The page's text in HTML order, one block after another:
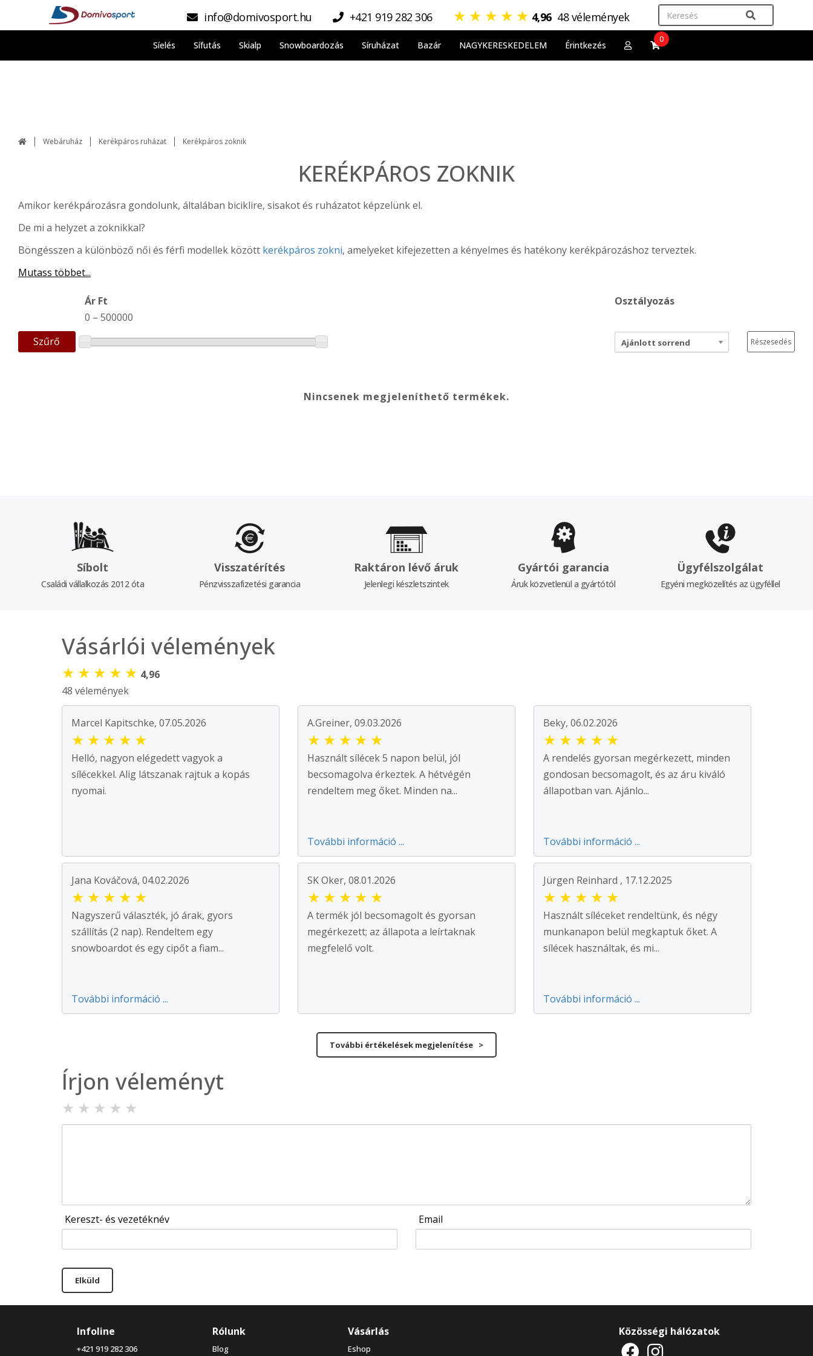
info@domivosport.hu +421 919 282 306 ★ ★ ★ ★ ★ 4,96 48 vélemények
Síelés Sífutás Skialp Snowboardozás Síruházat Bazár NAGYKERESKEDELEM Érintkezés
0
Webáruház Kerékpáros ruházat Kerékpáros zoknik
KERÉKPÁROS ZOKNIK
Amikor kerékpározásra gondolunk, általában biciklire, sisakot és ruházatot képzelünk el.
De mi a helyzet a zoknikkal?
Böngésszen a különböző női és férfi modellek között kerékpáros zokni, amelyeket kifejezetten a kényelmes és hatékony kerékpározáshoz terveztek.
Mutass többet...
Szűrő
Ár Ft
0 – 500000
Osztályozás
Ajánlott sorrend Részesedés
Nincsenek megjeleníthető termékek.
Síbolt
Családi vállalkozás 2012 óta
Visszatérítés
Pénzvisszafizetési garancia
Raktáron lévő áruk
Jelenlegi készletszintek
Gyártói garancia
Áruk közvetlenül a gyártótól
Ügyfélszolgálat
Egyéni megközelítés az ügyféllel
Vásárlói vélemények
★ ★ ★ ★ ★ 4,96
48 vélemények
Marcel Kapitschke, 07.05.2026
★ ★ ★ ★ ★
Helló, nagyon elégedett vagyok a
sílécekkel. Alig látszanak rajtuk a kopás
nyomai.
A.Greiner, 09.03.2026
★ ★ ★ ★ ★
Használt sílécek 5 napon belül, jól
becsomagolva érkeztek. A hétvégén
rendeltem meg őket. Minden na...
További információ ...
Beky, 06.02.2026
★ ★ ★ ★ ★
A rendelés gyorsan megérkezett, minden
gondosan becsomagolt, és az áru kiváló
állapotban van. Ajánlo...
További információ ...
Jana Kováčová, 04.02.2026
★ ★ ★ ★ ★
Nagyszerű választék, jó árak, gyors
szállítás (2 nap). Rendeltem egy
snowboardot és egy cipőt a fiam...
További információ ...
SK Oker, 08.01.2026
★ ★ ★ ★ ★
A termék jól becsomagolt és gyorsan
megérkezett; az állapota a leírtaknak
megfelelő volt.
Jürgen Reinhard , 17.12.2025
★ ★ ★ ★ ★
Használt síléceket rendeltünk, és négy
munkanapon belül megkaptuk őket. A
sílécek használtak, és mi...
További információ ...
További értékelések megjelenítése >
Írjon véleményt
★ ★ ★ ★ ★
Kereszt- és vezetéknév Email
Elküld
Infoline
+421 919 282 306
Rólunk
Blog
Vásárlás
Eshop
Közösségi hálózatok